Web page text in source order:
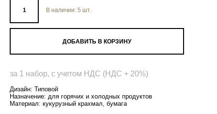
В наличии: 5 шт.
ДОБАВИТЬ В КОРЗИНУ
за 1 набор, с учетом НДС (НДС + 20%)
Дизайн: Типовой
Назначение: для горячих и холодных продуктов
Материал: кукурузный крахмал, бумага